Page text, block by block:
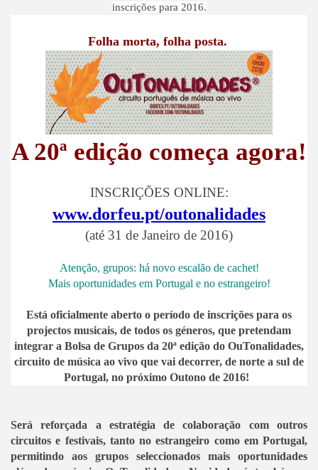
inscrições para 2016.
Folha morta, folha posta.
A 20ª edição começa agora!
INSCRIÇÕES ONLINE:
www.dorfeu.pt/outonalidades
(até 31 de Janeiro de 2016)
Atenção, grupos: há novo escalão de cachet!
Mais oportunidades em Portugal e no estrangeiro!
Está oficialmente aberto o período de inscrições para os
projectos musicais, de todos os géneros, que pretendam
integrar a Bolsa de Grupos da 20ª edição do OuTonalidades,
circuito de música ao vivo que vai decorrer, de norte a sul de
Portugal, no próximo Outono de 2016!
Será reforçada a estratégia de colaboração com outros
circuitos e festivais, tanto no estrangeiro como em Portugal,
permitindo aos grupos seleccionados mais oportunidades